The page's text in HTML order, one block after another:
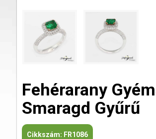
Fehérarany
Smaragd Gyűrű
Cikkszám: FR1086